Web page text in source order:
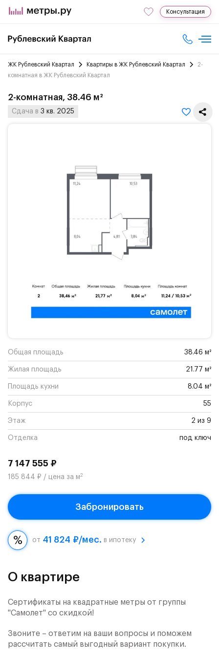
Консультация
ЖК Рублевский Квартал Квартиры в ЖК Рублевский Квартал
2-
комнатная в ЖК Рублевский Квартал
2-комнатная, 38.46 м²
Сдача в 3 кв. 2025
Общая площадь 38.46 м²
Жилая площадь 21.77 м²
Площадь кухни 8.04 м²
Корпус 55
Этаж 2 из 9
Отделка под ключ
7 147 555 ₽
185 844 ₽ / цена за м2
Забронировать
от 41 824 ₽/мес. в ипотеку
О квартире
Сертификаты на квадратные метры от группы
"Самолет" со скидкой!
Звоните – ответим на ваши вопросы и поможем
рассчитать самый выгодный вариант покупки.